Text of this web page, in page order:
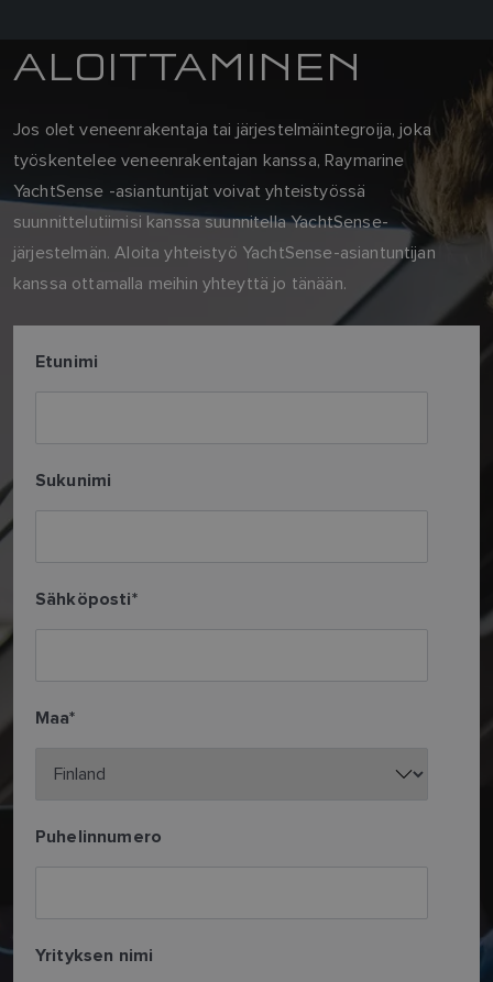
ALOITTAMINEN
Jos olet veneenrakentaja tai järjestelmäintegroija, joka
työskentelee veneenrakentajan kanssa, Raymarine
YachtSense -asiantuntijat voivat yhteistyössä
suunnittelutiimisi kanssa suunnitella YachtSense-
järjestelmän. Aloita yhteistyö YachtSense-asiantuntijan
kanssa ottamalla meihin yhteyttä jo tänään.
Etunimi
Sukunimi
Sähköposti*
Maa*
Puhelinnumero
Yrityksen nimi